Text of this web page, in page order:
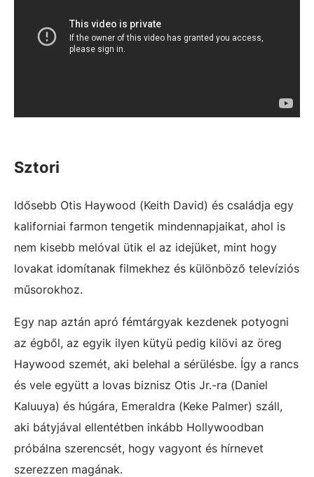
Sztori
Idősebb Otis Haywood (Keith David) és családja egy
kaliforniai farmon tengetik mindennapjaikat, ahol is
nem kisebb melóval ütik el az idejüket, mint hogy
lovakat idomítanak filmekhez és különböző televíziós
műsorokhoz.
Egy nap aztán apró fémtárgyak kezdenek potyogni
az égből, az egyik ilyen kütyü pedig kilövi az öreg
Haywood szemét, aki belehal a sérülésbe. Így a rancs
és vele együtt a lovas biznisz Otis Jr.-ra (Daniel
Kaluuya) és húgára, Emeraldra (Keke Palmer) száll,
aki bátyjával ellentétben inkább Hollywoodban
próbálna szerencsét, hogy vagyont és hírnevet
szerezzen magának.